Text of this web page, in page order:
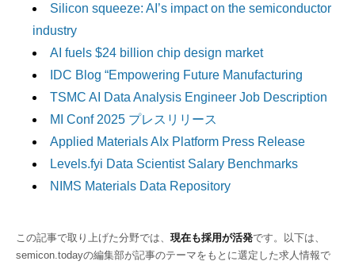
Silicon squeeze: AI’s impact on the semiconductor
industry
AI fuels $24 billion chip design market
IDC Blog “Empowering Future Manufacturing
TSMC AI Data Analysis Engineer Job Description
MI Conf 2025 プレスリリース
Applied Materials AIx Platform Press Release
Levels.fyi Data Scientist Salary Benchmarks
NIMS Materials Data Repository
この記事で取り上げた分野では、 現在も採用が活発です。以下は、
semicon.todayの編集部が記事のテーマをもとに選定した求人情報で